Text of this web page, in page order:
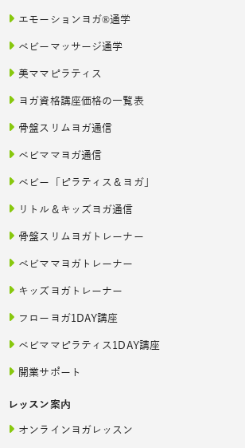
エモーションヨガ®通学
ベビーマッサージ通学
美ママピラティス
ヨガ資格講座価格の一覧表
骨盤スリムヨガ通信
ベビママヨガ通信
ベビー「ピラティス＆ヨガ」
リトル＆キッズヨガ通信
骨盤スリムヨガトレーナー
ベビママヨガトレーナー
キッズヨガトレーナー
フローヨガ1DAY講座
ベビママピラティス1DAY講座
開業サポート
レッスン案内
オンラインヨガレッスン